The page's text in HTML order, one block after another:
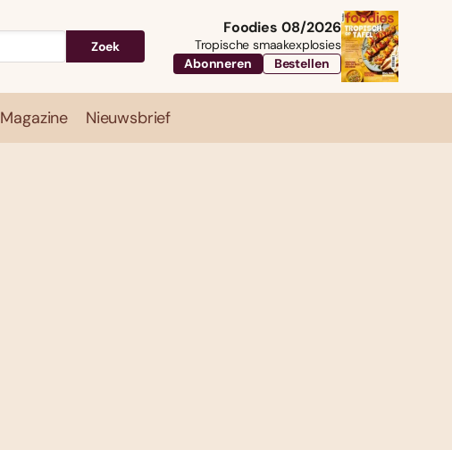
Zoek
Foodies 08/2026
Tropische smaakexplosies
Abonneren
Bestellen
Magazine Nieuwsbrief